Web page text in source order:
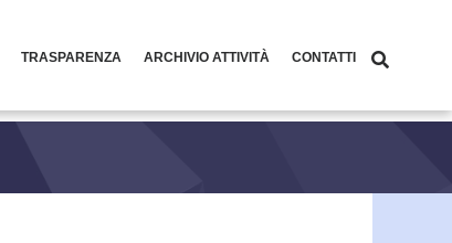
TRASPARENZA ARCHIVIO ATTIVITÀ CONTATTI